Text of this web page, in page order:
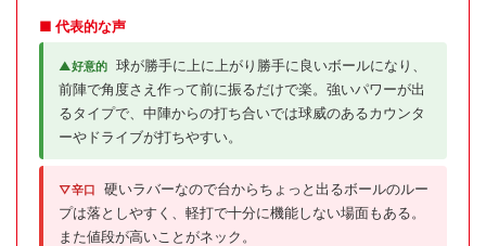
■ 代表的な声
▲好意的 球が勝手に上に上がり勝手に良いボールになり、
前陣で角度さえ作って前に振るだけで楽。強いパワーが出
るタイプで、中陣からの打ち合いでは球威のあるカウンタ
ーやドライブが打ちやすい。
▽辛口
硬いラバーなので台からちょっと出るボールのルー
プは落としやすく、軽打で十分に機能しない場面もある。
また値段が高いことがネック。